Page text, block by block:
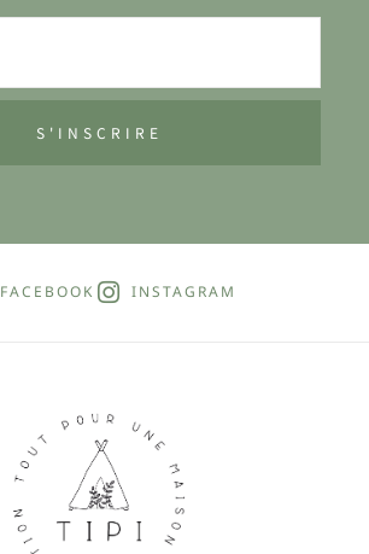
S'INSCRIRE
FACEBOOK INSTAGRAM